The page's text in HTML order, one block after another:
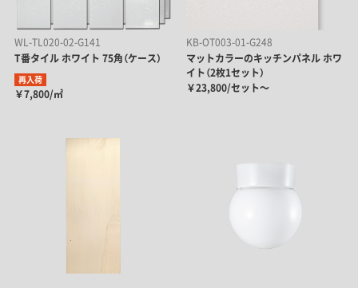
WL-TL020-02-G141
T番タイル ホワイト 75角（ケース）
再入荷
￥7,800/㎡
KB-OT003-01-G248
マットカラーのキッチンパネル ホワ
イト（2枚1セット）
￥23,800/セット～